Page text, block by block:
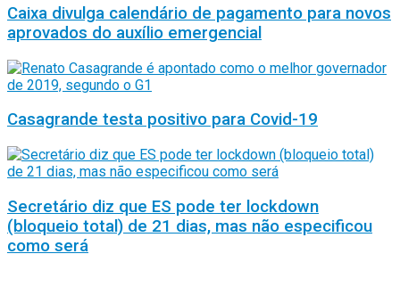
Caixa divulga calendário de pagamento para novos
aprovados do auxílio emergencial
Casagrande testa positivo para Covid-19
Secretário diz que ES pode ter lockdown
(bloqueio total) de 21 dias, mas não especificou
como será